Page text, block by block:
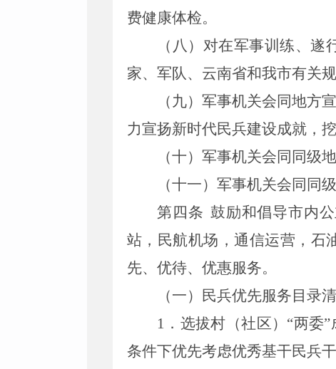
费健康体检。
（八）对在军事训练、
家、军队、云南省和我市有关
（九）军事机关会同地方
力宣扬新时代民兵建设成就，
（十）军事机关会同同级
（十一）军事机关会同同
第四条 鼓励和倡导市内
站，民航机场，通信运营，石
先、 优待、 优惠服务。
（一）民兵优先服务目录清
1 ． 选拔村（社区） “两委”
条件下优先考虑优秀基干民兵